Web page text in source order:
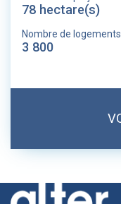
78 hectare(s)
Nombre de logements
3 800